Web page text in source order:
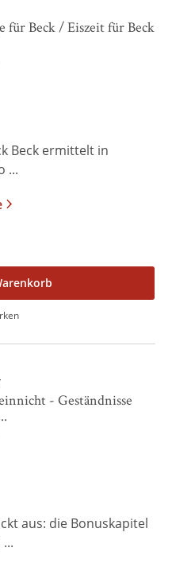
für Beck / Eiszeit für Beck
Beck ermittelt in
...
- Geständnisse
aus: die Bonuskapitel